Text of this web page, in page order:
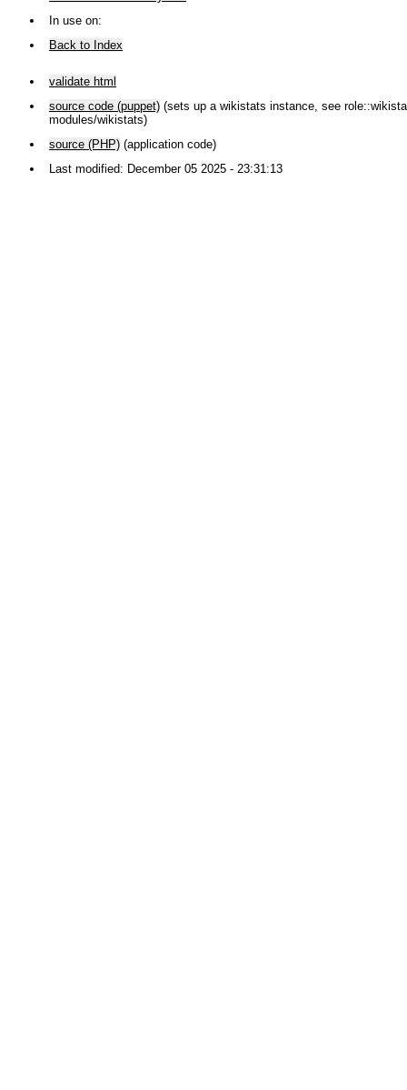
In use on:
Back to Index
validate html
source code (puppet) (sets up a wikistats instance, see
modules/wikistats)
source (PHP) (application code)
Last modified: December 05 2025 - 23:31:13